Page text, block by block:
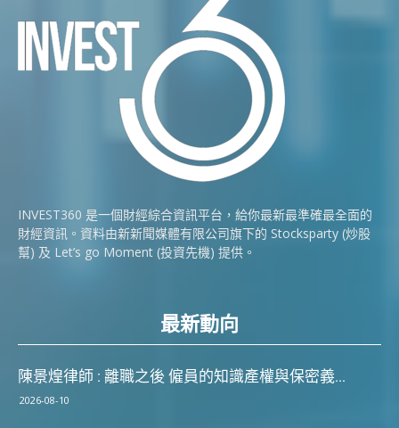
INVEST360 是一個財經綜合資訊平台，給你最新最準確最全面的
財經資訊。資料由新新聞媒體有限公司旗下的 Stocksparty (炒股
幫) 及 Let’s go Moment (投資先機) 提供。
最新動向
陳景煌律師 : 離職之後 僱員的知識產權與保密義...
2026-08-10